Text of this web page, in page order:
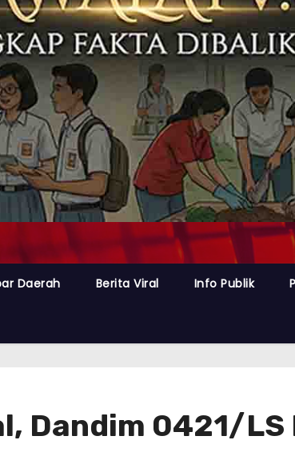
Daerah Berita Viral Info Publik
Dandim 0421/